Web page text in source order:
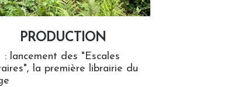
PRODUCTION
: lancement des "Escales
la première librairie du